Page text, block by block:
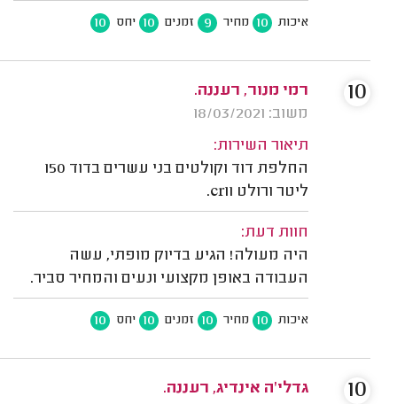
איכות 10 מחיר 9 זמנים 10 יחס 10
רמי מנור, רעננה.
משוב: 18/03/2021
תיאור השירות:
החלפת דוד וקולטים בני עשרים בדוד 150
ליטר ורולט cr11.
חוות דעת:
היה מעולה! הגיע בדיוק מופתי, עשה
העבודה באופן מקצועי ונעים והמחיר סביר.
איכות 10 מחיר 10 זמנים 10 יחס 10
10
גדלי'ה אינדיג, רעננה.
10